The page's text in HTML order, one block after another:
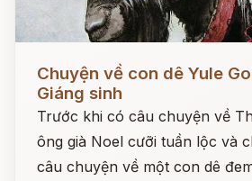
Chuyện về con dê Yule
Giáng sinh
Trước khi có câu chuyện về
ông già Noel cưỡi tuần lộc và
câu chuyện về một con dê